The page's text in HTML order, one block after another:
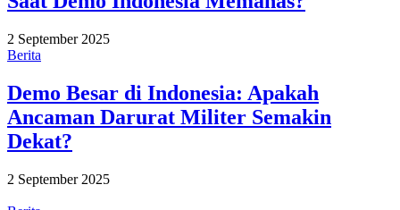
2 September 2025
Berita
Demo Besar di Indonesia: Apakah
Ancaman Darurat Militer Semakin
Dekat?
2 September 2025